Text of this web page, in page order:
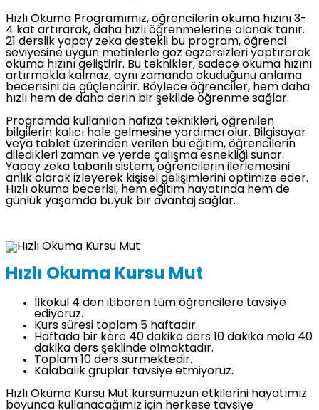
Hızlı Okuma Programımız, öğrencilerin okuma hızını 3-
4 kat artırarak, daha hızlı öğrenmelerine olanak tanır.
21 derslik yapay zeka destekli bu program, öğrenci
seviyesine uygun metinlerle göz egzersizleri yaptırarak
okuma hızını geliştirir. Bu teknikler, sadece okuma hızını
artırmakla kalmaz, aynı zamanda okuduğunu anlama
becerisini de güçlendirir. Böylece öğrenciler, hem daha
hızlı hem de daha derin bir şekilde öğrenme sağlar.
Programda kullanılan hafıza teknikleri, öğrenilen
bilgilerin kalıcı hale gelmesine yardımcı olur. Bilgisayar
veya tablet üzerinden verilen bu eğitim, öğrencilerin
diledikleri zaman ve yerde çalışma esnekliği sunar.
Yapay zeka tabanlı sistem, öğrencilerin ilerlemesini
anlık olarak izleyerek kişisel gelişimlerini optimize eder.
Hızlı okuma becerisi, hem eğitim hayatında hem de
günlük yaşamda büyük bir avantaj sağlar.
Hızlı Okuma Kursu Mut
İlkokul 4 den itibaren tüm öğrencilere tavsiye
ediyoruz.
Kurs süresi toplam 5 haftadır.
Haftada bir kere 40 dakika ders 10 dakika mola 40
dakika ders şeklinde olmaktadır.
Toplam 10 ders sürmektedir.
Kalabalık gruplar tavsiye etmiyoruz.
Hızlı Okuma Kursu Mut kursumuzun etkilerini hayatımız
boyunca kullanacağımız için herkese tavsiye